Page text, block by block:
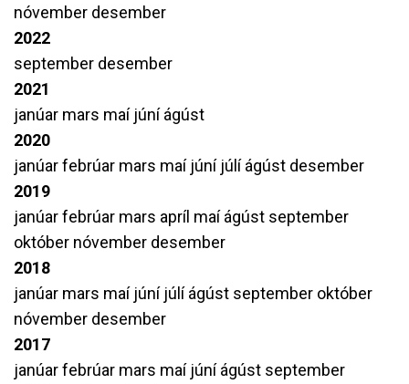
nóvember desember
2022
september desember
2021
janúar mars maí júníágúst
2020
janúarfebrúar mars maí júní júlíágúst desember
2019
janúarfebrúar mars apríl maíágúst september
október nóvember desember
2018
janúar mars maí júní júlíágúst september október
nóvember desember
2017
janúarfebrúar mars maí júníágúst september